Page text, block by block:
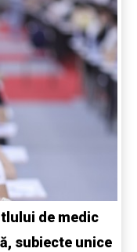
de medic
subiecte unice